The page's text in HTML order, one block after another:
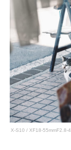
X-S10 / XF18-55mmF2.8-